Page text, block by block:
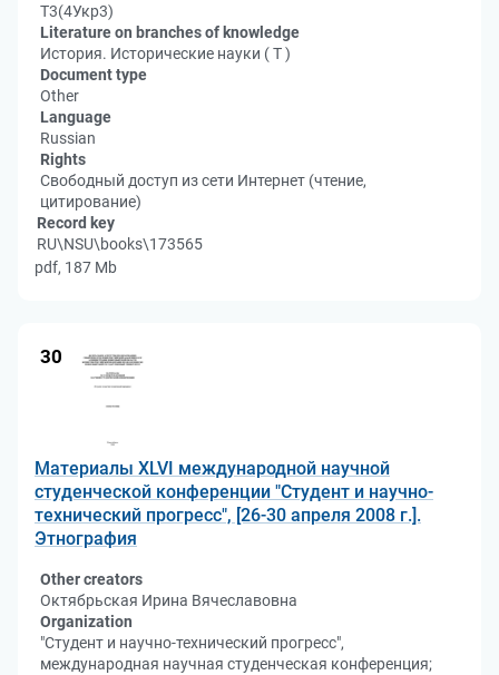
Т3(4Укр3)
Literature on branches of knowledge
История. Исторические науки ( Т )
Document type
Other
Language
Russian
Rights
Свободный доступ из сети Интернет (чтение,
цитирование)
Record key
RU\NSU\books\173565
pdf, 187 Mb
30
Материалы XLVI международной научной
студенческой конференции "Студент и научно-
технический прогресс", [26-30 апреля 2008 г.].
Этнография
Other creators
Октябрьская Ирина Вячеславовна
Organization
"Студент и научно-технический прогресс",
международная научная студенческая конференция;